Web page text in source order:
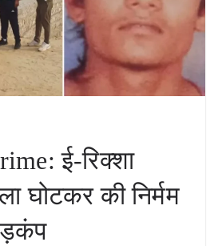
ई-रिक्शा
घोटकर की निर्मम